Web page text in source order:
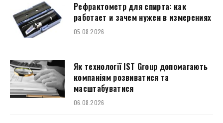
Рефрактометр для спирта: как
работает и зачем нужен в измерениях
05.08.2026
Як технології IST Group допомагають
компаніям розвиватися та
масштабуватися
06.08.2026